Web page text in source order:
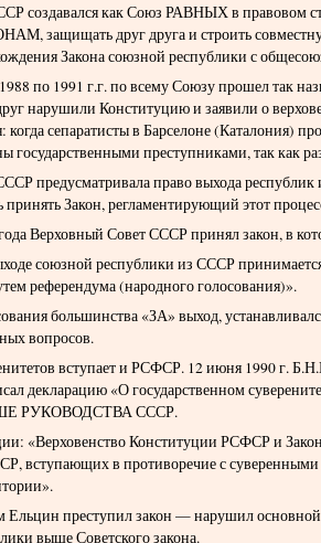
создавался как Союз РАВНЫХ в правовом
защищать друг друга и строить
Закона союзной республики с
по 1991 г.г. по всему Союзу прошел так
нарушили Конституцию и заявили о
когда сепаратисты в Барселоне (Каталония)
государственными преступниками, так как
предусматривала право выхода
принять Закон, регламентирующий этот
Верховный Совет СССР принял закон, в
союзной республики из СССР
референдума (народного голосования)».
большинства «ЗА» выход,
вопросов.
вступает и РСФСР. 12 июня 1990 г.
декларацию «О государственном
РУКОВОДСТВА СССР.
«Верховенство Конституции РСФСР и
вступающих в противоречие с
Ельцин преступил закон — нарушил
выше Советского закона.